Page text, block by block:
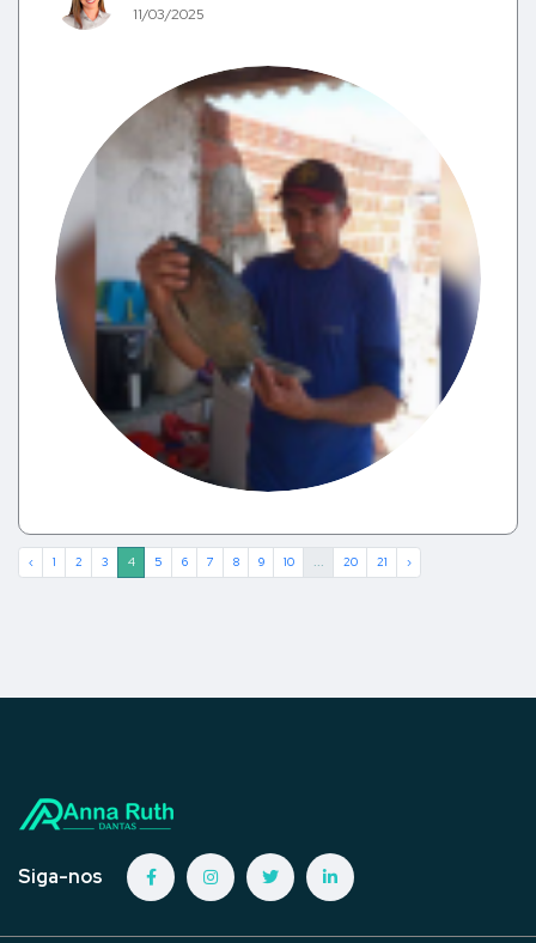
11/03/2025
‹ 1 2 3 4 5 6 7 8 9 10 ... 20 21 ›
Siga-nos